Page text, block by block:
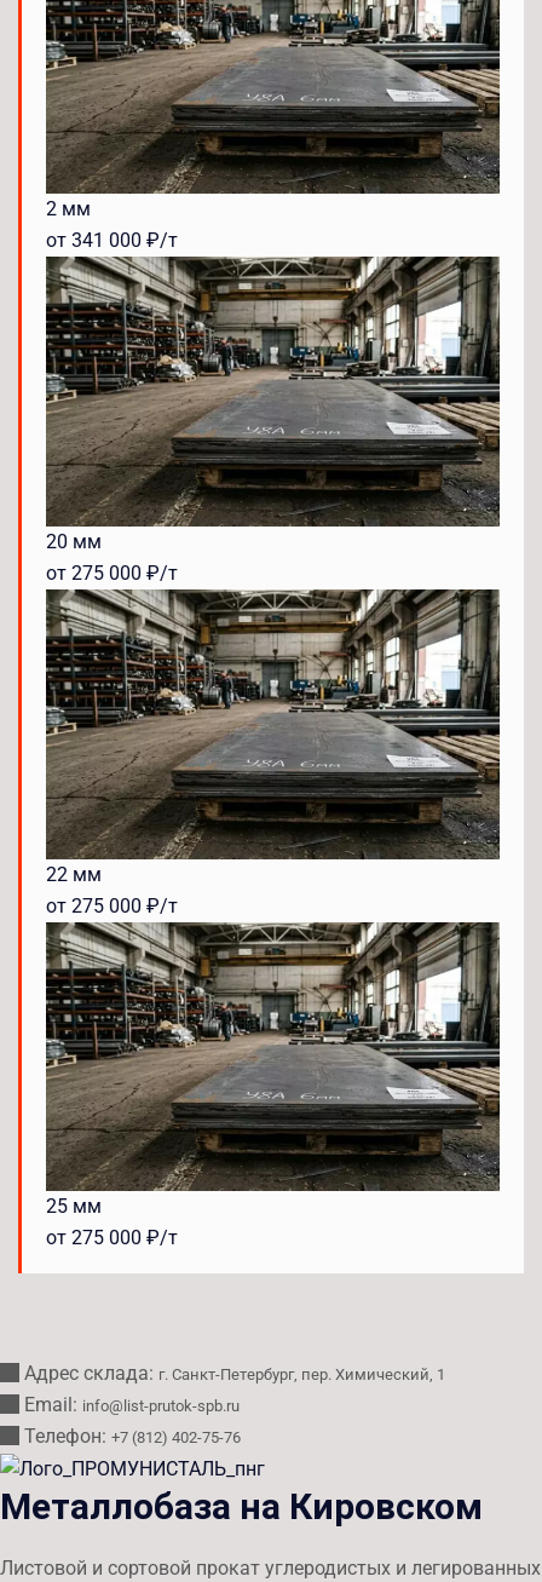
2 мм
от 341 000 ₽/т
20 мм
от 275 000 ₽/т
22 мм
от 275 000 ₽/т
25 мм
от 275 000 ₽/т
Адрес склада: г. Санкт-Петербург, пер. Химический, 1
Email: info@list-prutok-spb.ru
Телефон: +7 (812) 402-75-76
Металлобаза на Кировском
Листовой и сортовой прокат углеродистых и легированных